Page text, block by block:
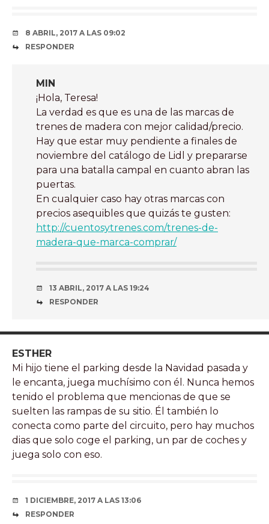
8 ABRIL, 2017 A LAS 09:02
RESPONDER
MIN
¡Hola, Teresa!
La verdad es que es una de las marcas de
trenes de madera con mejor calidad/precio.
Hay que estar muy pendiente a finales de
noviembre del catálogo de Lidl y prepararse
para una batalla campal en cuanto abran las
puertas.
En cualquier caso hay otras marcas con
precios asequibles que quizás te gusten:
http://cuentosytrenes.com/trenes-de-
madera-que-marca-comprar/
13 ABRIL, 2017 A LAS 19:24
RESPONDER
ESTHER
Mi hijo tiene el parking desde la Navidad pasada y
le encanta, juega muchísimo con él. Nunca hemos
tenido el problema que mencionas de que se
suelten las rampas de su sitio. Él también lo
conecta como parte del circuito, pero hay muchos
dias que solo coge el parking, un par de coches y
juega solo con eso.
1 DICIEMBRE, 2017 A LAS 13:06
RESPONDER